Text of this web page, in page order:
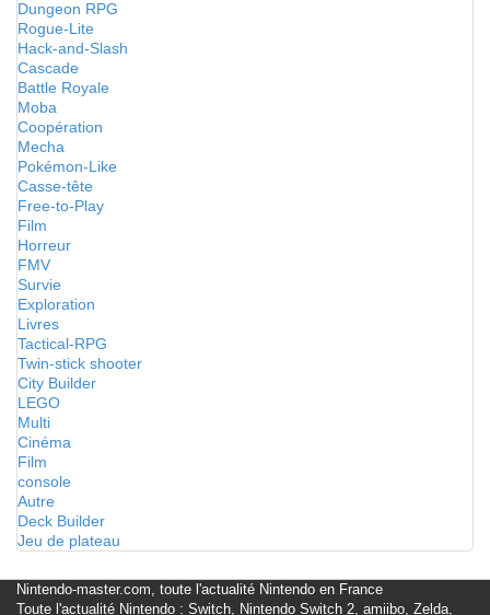
Dungeon RPG
Rogue-Lite
Hack-and-Slash
Cascade
Battle Royale
Moba
Coopération
Mecha
Pokémon-Like
Casse-tête
Free-to-Play
Film
Horreur
FMV
Survie
Exploration
Livres
Tactical-RPG
Twin-stick shooter
City Builder
LEGO
Multi
Cinéma
Film
console
Autre
Deck Builder
Jeu de plateau
Nintendo-master.com, toute l'actualité Nintendo en France
Toute l'actualité Nintendo : Switch, Nintendo Switch 2, amiibo, Zelda,